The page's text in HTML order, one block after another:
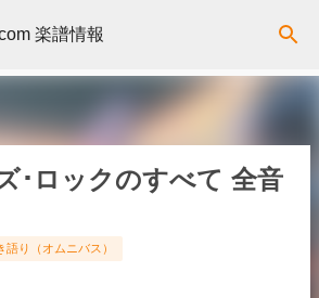
てメイン コンテンツに移動
楽譜情報
･ロックのすべて 全音
語り（オムニバス）